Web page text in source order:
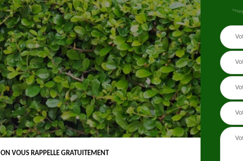
ON VOUS RAPPELLE GRATUITEMENT